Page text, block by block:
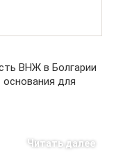
ВНЖ в Болгарии
для
Читать далее